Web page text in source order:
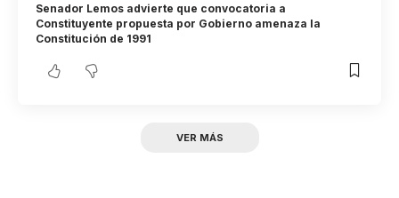
Senador Lemos advierte que convocatoria a
Constituyente propuesta por Gobierno amenaza la
Constitución de 1991
VER MÁS